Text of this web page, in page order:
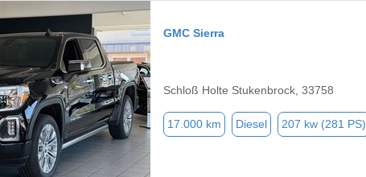
GMC Sierra
Schloß Holte Stukenbrock, 33758
17.000 km Diesel 207 kw (281 PS)